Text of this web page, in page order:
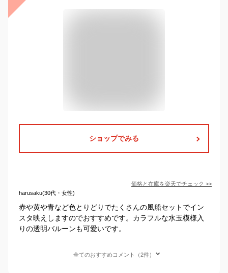
ショップでみる
価格と在庫を楽天でチェック >>
harusaku(30代・女性)
赤や黄や青など色とりどりでたくさんの風船セットでイン
スタ映えしますのでおすすめです。カラフルな水玉模様入
りの透明バルーンも可愛いです。
全てのおすすめコメント（2件）